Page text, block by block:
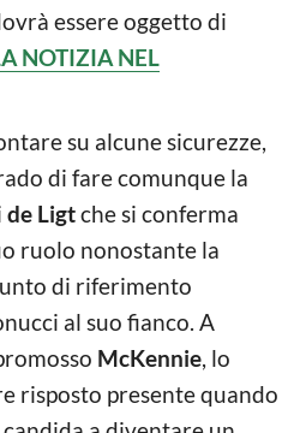
essere oggetto di
NOTIZIA NEL
su alcune sicurezze,
di fare comunque la
de Ligtche si conferma
ruolo nonostante la
di riferimento
al suo fianco. A
McKennie, lo
risposto presente quando